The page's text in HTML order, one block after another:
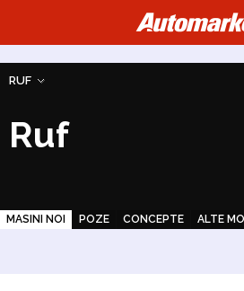
RUF
Ruf
MASINI NOI POZE CONCEPTE ALTE